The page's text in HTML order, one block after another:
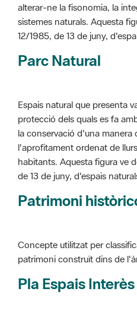
Parc Natural
Espais natural que presenta
l'aprofitament ordenat de
habitants. Aquesta figura ve
de 13 de juny, d'espais
Patrimoni
Concepte utilitzat per
Pla Espais
És un pla territorial sectorial